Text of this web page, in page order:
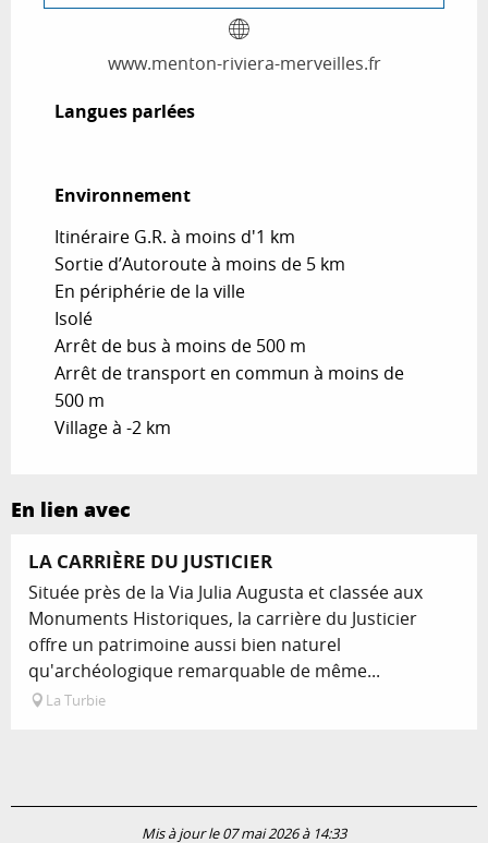
www.menton-riviera-merveilles.fr
Langues parlées
Langues parlées
Environnement
Environnement
Itinéraire G.R. à moins d'1 km
Sortie d’Autoroute à moins de 5 km
En périphérie de la ville
Isolé
Arrêt de bus à moins de 500 m
Arrêt de transport en commun à moins de
500 m
Village à -2 km
En lien avec
LA CARRIÈRE DU JUSTICIER
Située près de la Via Julia Augusta et classée aux
Monuments Historiques, la carrière du Justicier
offre un patrimoine aussi bien naturel
qu'archéologique remarquable de même...
La Turbie
Mis à jour le 07 mai 2026 à 14:33